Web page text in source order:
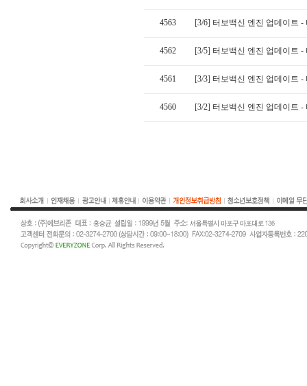
4563 [3/6] 터보백신 엔진 업데이트 -
4562 [3/5] 터보백신 엔진 업데이트 -
4561 [3/3] 터보백신 엔진 업데이트 -
4560 [3/2] 터보백신 엔진 업데이트 -